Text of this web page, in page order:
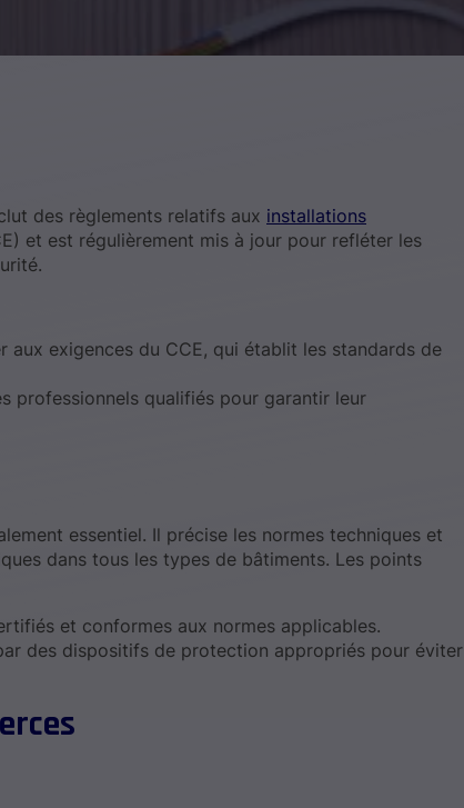
des règlements relatifs aux installations
et est régulièrement mis à jour pour refléter les
exigences du CCE, qui établit les standards de
professionnels qualifiés pour garantir leur
essentiel. Il précise les normes techniques et
dans tous les types de bâtiments. Les points
et conformes aux normes applicables.
des dispositifs de protection appropriés pour éviter